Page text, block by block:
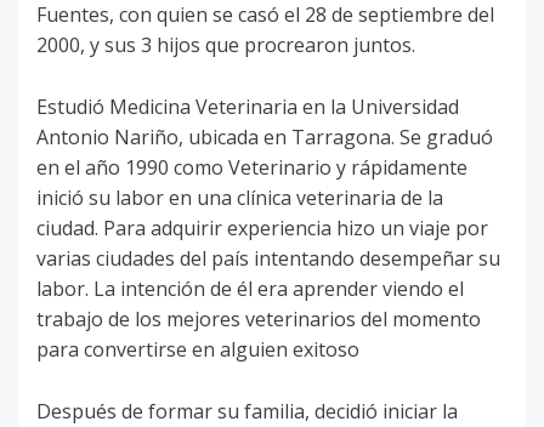
Fuentes, con quien se casó el 28 de septiembre del
2000, y sus 3 hijos que procrearon juntos.
Estudió Medicina Veterinaria en la Universidad
Antonio Nariño, ubicada en Tarragona. Se graduó
en el año 1990 como Veterinario y rápidamente
inició su labor en una clínica veterinaria de la
ciudad. Para adquirir experiencia hizo un viaje por
varias ciudades del país intentando desempeñar su
labor. La intención de él era aprender viendo el
trabajo de los mejores veterinarios del momento
para convertirse en alguien exitoso
Después de formar su familia, decidió iniciar la